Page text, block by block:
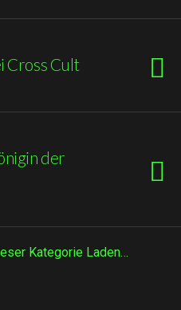
Cross Cult
der
Kategorie Laden…